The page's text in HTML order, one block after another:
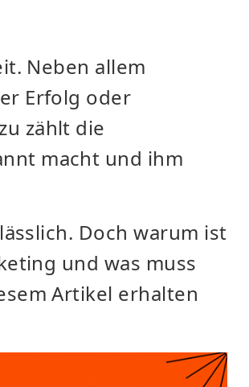
Neben allem
Erfolg oder
zählt die
macht und ihm
Doch warum ist
und was muss
Artikel erhalten